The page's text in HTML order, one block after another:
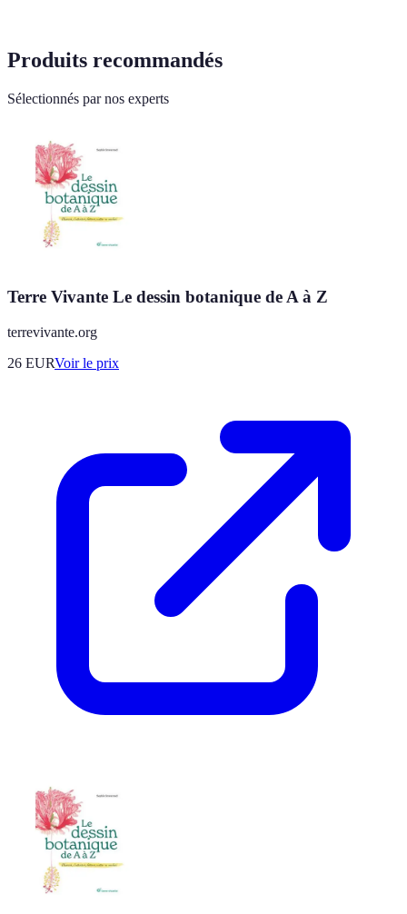
Produits recommandés
Sélectionnés par nos experts
Terre Vivante Le dessin botanique de A à Z
terrevivante.org
26 EURVoir le prix